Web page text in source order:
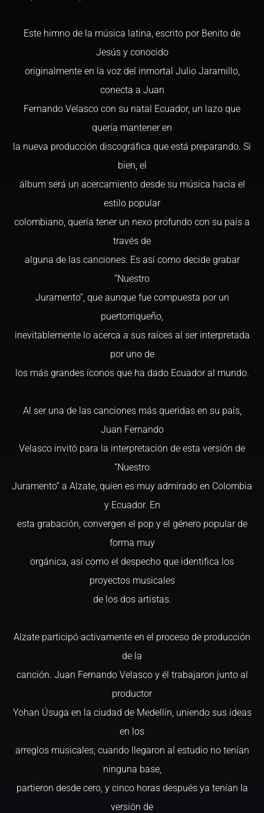
Este himno de la música latina, escrito por Benito de
Jesús y conocido
originalmente en la voz del inmortal Julio Jaramillo,
conecta a Juan
Fernando Velasco con su natal Ecuador, un lazo que
quería mantener en
la nueva producción discográfica que está preparando. Si
bien, el
álbum será un acercamiento desde su música hacia el
estilo popular
colombiano, quería tener un nexo profundo con su país a
través de
alguna de las canciones. Es así como decide grabar
“Nuestro
Juramento”, que aunque fue compuesta por un
puertorriqueño,
inevitablemente lo acerca a sus raíces al ser interpretada
por uno de
los más grandes íconos que ha dado Ecuador al mundo.
Al ser una de las canciones más queridas en su país,
Juan Fernando
Velasco invitó para la interpretación de esta versión de
“Nuestro
Juramento” a Alzate, quien es muy admirado en Colombia
y Ecuador. En
esta grabación, convergen el pop y el género popular de
forma muy
orgánica, así como el despecho que identifica los
proyectos musicales
de los dos artistas.
Alzate participó activamente en el proceso de producción
de la
canción. Juan Fernando Velasco y él trabajaron junto al
productor
Yohan Úsuga en la ciudad de Medellín, uniendo sus ideas
en los
arreglos musicales; cuando llegaron al estudio no tenían
ninguna base,
partieron desde cero, y cinco horas después ya tenían la
versión de